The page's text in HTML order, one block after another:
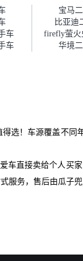
宝马
比亚迪
车 firefly萤火
车 华境
选！车源覆盖不
车直接卖给个人买
服务，售后由瓜子兜